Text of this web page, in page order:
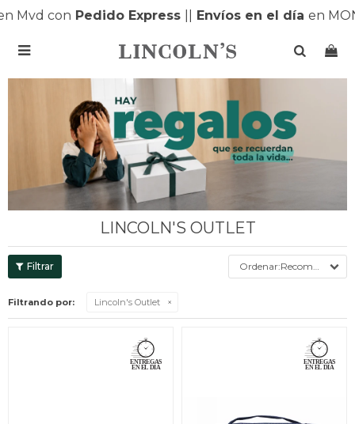
Mvd conPedido Express||Envíos en el díaen

LINCOLN'S OUTLET
Recomendados
Filtrando por: Lincoln's Outlet